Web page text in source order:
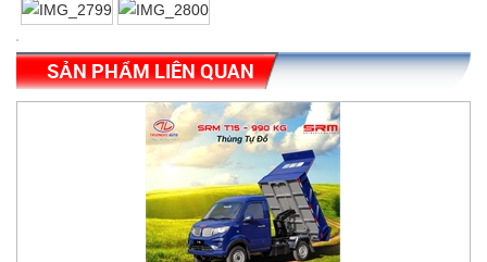
SẢN PHẨM LIÊN QUAN